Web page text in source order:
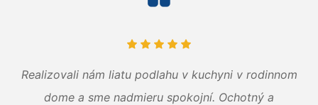
Realizovali nám liatu podlahu v kuchyni v rodinnom
dome a sme nadmieru spokojní. Ochotný a